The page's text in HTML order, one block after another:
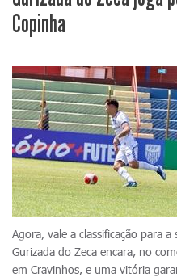
Copinha
Agora, vale a classificação para
Gurizada do Zeca encara, no
em Cravinhos, e uma vitória